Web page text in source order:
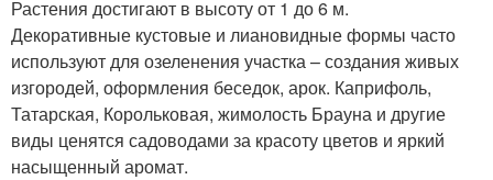
Растения достигают в высоту от 1 до 6 м.
Декоративные кустовые и лиановидные формы часто
используют для озеленения участка – создания живых
изгородей, оформления беседок, арок. Каприфоль,
Татарская, Корольковая, жимолость Брауна и другие
виды ценятся садоводами за красоту цветов и яркий
насыщенный аромат.